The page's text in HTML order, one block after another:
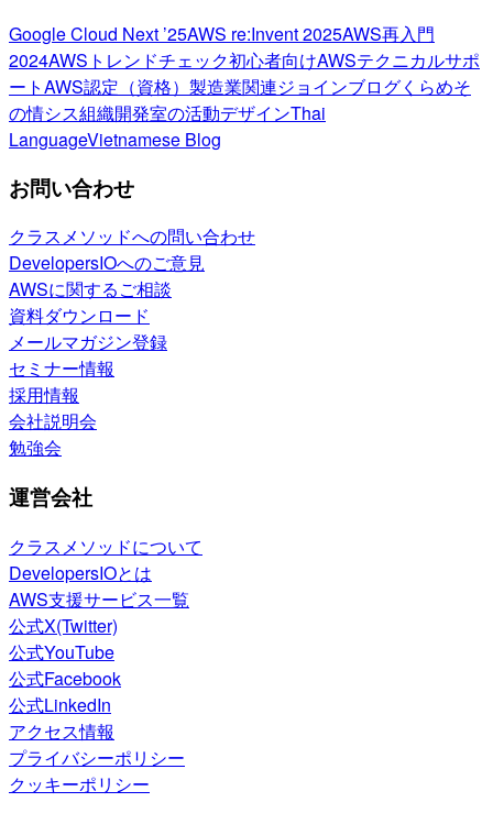
Google Cloud Next ’25AWS re:Invent 2025AWS再入門
2024AWSトレンドチェック初心者向けAWSテクニカルサポ
ートAWS認定（資格） 製造業関連ジョインブログくらめそ
の情シス組織開発室の活動デザインThai
LanguageVietnamese Blog
お問い合わせ
クラスメソッドへの問い合わせ
DevelopersIOへのご意見
AWSに関するご相談
資料ダウンロード
メールマガジン登録
セミナー情報
採用情報
会社説明会
勉強会
運営会社
クラスメソッドについて
DevelopersIOとは
AWS支援サービス一覧
公式X(Twitter)
公式YouTube
公式Facebook
公式LinkedIn
アクセス情報
プライバシーポリシー
クッキーポリシー